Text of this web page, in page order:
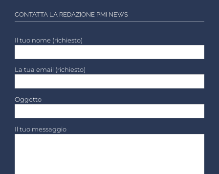
CONTATTA LA REDAZIONE PMI NEWS
Il tuo nome (richiesto)
La tua email (richiesto)
Oggetto
Il tuo messaggio